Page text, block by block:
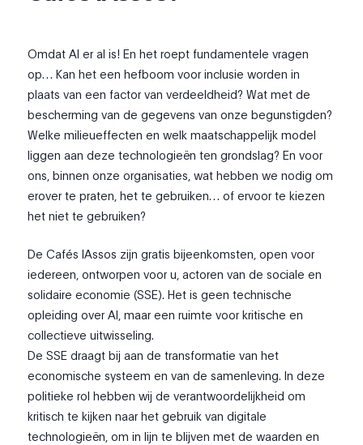
Omdat AI er al is! En het roept fundamentele vragen
op… Kan het een hefboom voor inclusie worden in
plaats van een factor van verdeeldheid? Wat met de
bescherming van de gegevens van onze begunstigden?
Welke milieueffecten en welk maatschappelijk model
liggen aan deze technologieën ten grondslag? En voor
ons, binnen onze organisaties, wat hebben we nodig om
erover te praten, het te gebruiken… of ervoor te kiezen
het niet te gebruiken?
De Cafés IAssos zijn gratis bijeenkomsten, open voor
iedereen, ontworpen voor u, actoren van de sociale en
solidaire economie (SSE). Het is geen technische
opleiding over AI, maar een ruimte voor kritische en
collectieve uitwisseling.
De SSE draagt bij aan de transformatie van het
economische systeem en van de samenleving. In deze
politieke rol hebben wij de verantwoordelijkheid om
kritisch te kijken naar het gebruik van digitale
technologieën, om in lijn te blijven met de waarden en